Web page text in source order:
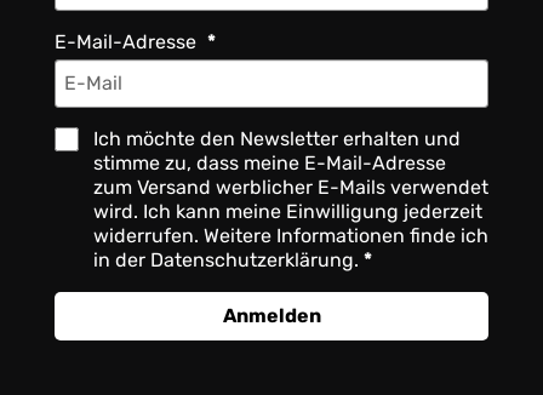
E-Mail-Adresse
Ich möchte den Newsletter erhalten und
stimme zu, dass meine E-Mail-Adresse
zum Versand werblicher E-Mails verwendet
wird. Ich kann meine Einwilligung jederzeit
widerrufen. Weitere Informationen finde ich
in der Datenschutzerklärung.
Anmelden